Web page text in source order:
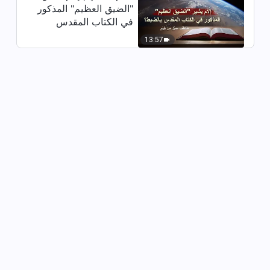
1:02:19
ترنيمة – التغيُّرات في الشخصيَّة هي
في الأساس تغيُّرات في الطبيعة
13:57
"الضيق العظيم" المذكور
في الكتاب المقدس
من فيلم)